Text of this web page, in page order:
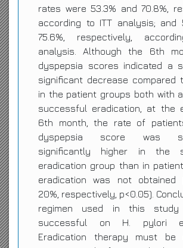
rates were 53.3% and 70.8%,
according to ITT analysis; and
75.6%, respectively,
analysis. Although the 6th
dyspepsia scores indicated a
significant decrease compared
in the patient groups both with
successful eradication, at the
6th month, the rate of
dyspepsia score was
significantly higher in the
eradication group than in
eradication was not obtained
20%, respectively, p<0.05).
regimen used in this
successful on H. pylori
Eradication therapy must be